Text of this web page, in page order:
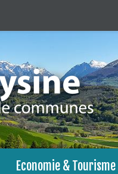
Economie & Tourisme